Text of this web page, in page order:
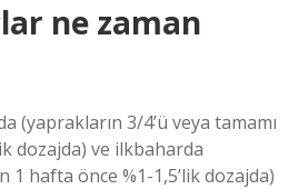
ne zaman
(yaprakların 3/4’ü veya tamamı
dozajda) ve ilkbaharda
hafta önce %1-1,5’lik dozajda)